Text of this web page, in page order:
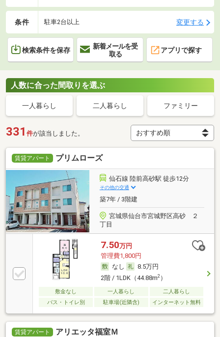
条件 駐車2台以上 変更する
検索条件を保存
新着メールを受
取る
アプリで探す
人数に合った間取りを選ぶ
一人暮らし 二人暮らし ファミリー
331 件が該当しました。
賃貸アパート プリムローズ
仙石線 陸前高砂駅 徒歩12分
その他の交通
築7年 / 3階建
宮城県仙台市宮城野区高砂 ２
丁目
7.50万円
管理費1,800円
なし
8.5万円
2階 / 1LDK（44.88m2）
敷金なし 一人暮らし
二人暮らし
バス・トイレ別
駐車場(近隣含) インターネット無料
賃貸アパート アリエッタ福室Ｍ